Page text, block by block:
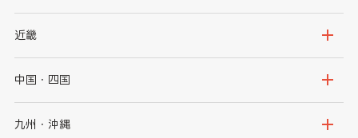
秋田県
群馬県
千葉県
新潟県
石川県
山梨県
近畿
大阪府
京都府
中国・四国
鳥取県
九州・沖縄